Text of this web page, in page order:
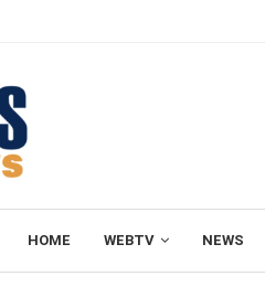
HOME WEBTV NEWS
Απίστευτο κι όμως αληθινό! Έβαλαν